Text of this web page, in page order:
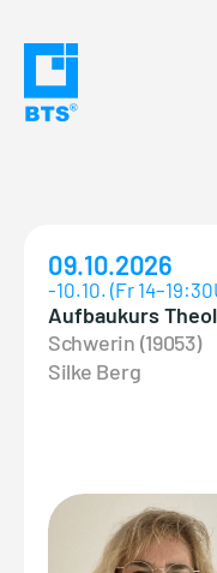
content
09.10.2026
-10.10. (Fr
Aufbaukurs
Schwerin (19053)
Silke Berg